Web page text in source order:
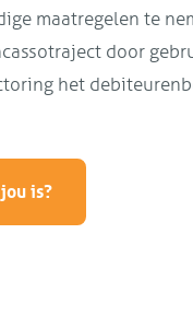
maatregelen te
door
het
is?